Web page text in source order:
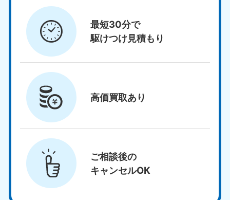
最短30分で
駆けつけ見積もり
高価買取あり
ご相談後の
キャンセルOK